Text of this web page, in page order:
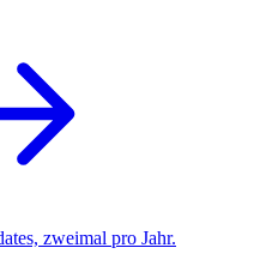
zweimal pro Jahr.